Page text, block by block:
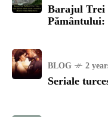
Barajul Trei
Pământului:
BLOG 2
Seriale